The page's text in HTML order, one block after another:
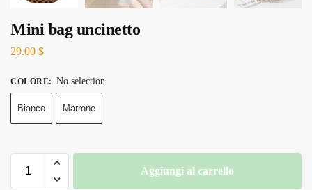
Mini bag uncinetto
29.00 $
COLORE: No selection
Bianco Marrone
Aggiungi al carrello